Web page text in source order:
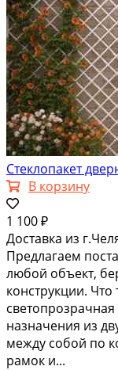
Стеклопакет
В корзину
1 100 ₽
Доставка из
Предлагаем
любой объект,
конструкции. Что
назначения из
между собой по
рамок и...